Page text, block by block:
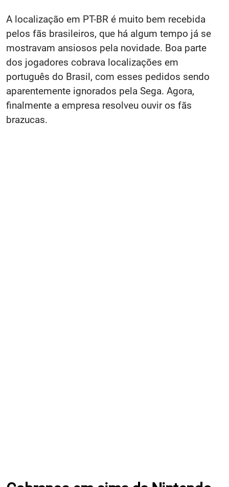
A localização em PT-BR é muito bem recebida
pelos fãs brasileiros, que há algum tempo já se
mostravam ansiosos pela novidade. Boa parte
dos jogadores cobrava localizações em
português do Brasil, com esses pedidos sendo
aparentemente ignorados pela Sega. Agora,
finalmente a empresa resolveu ouvir os fãs
brazucas.